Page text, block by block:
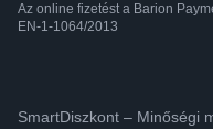
Az online fizetést a Barion
EN-1-1064/2013
SmartDiszkont – Minőségi